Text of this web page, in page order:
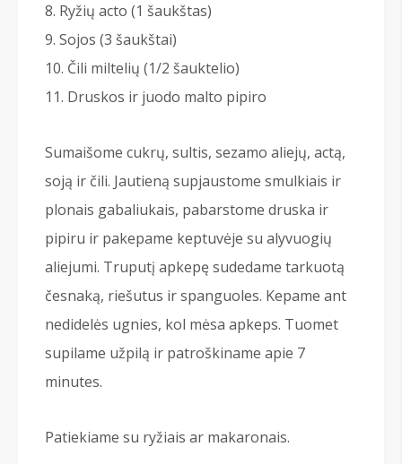
Ryžių acto (1 šaukštas)
Sojos (3 šaukštai)
Čili miltelių (1/2 šauktelio)
Druskos ir juodo malto pipiro
Sumaišome cukrų, sultis, sezamo aliejų, actą,
soją ir čili. Jautieną supjaustome smulkiais ir
plonais gabaliukais, pabarstome druska ir
pipiru ir pakepame keptuvėje su alyvuogių
aliejumi. Truputį apkepę sudedame tarkuotą
česnaką, riešutus ir spanguoles. Kepame ant
nedidelės ugnies, kol mėsa apkeps. Tuomet
supilame užpilą ir patroškiname apie 7
minutes.
Patiekiame su ryžiais ar makaronais.